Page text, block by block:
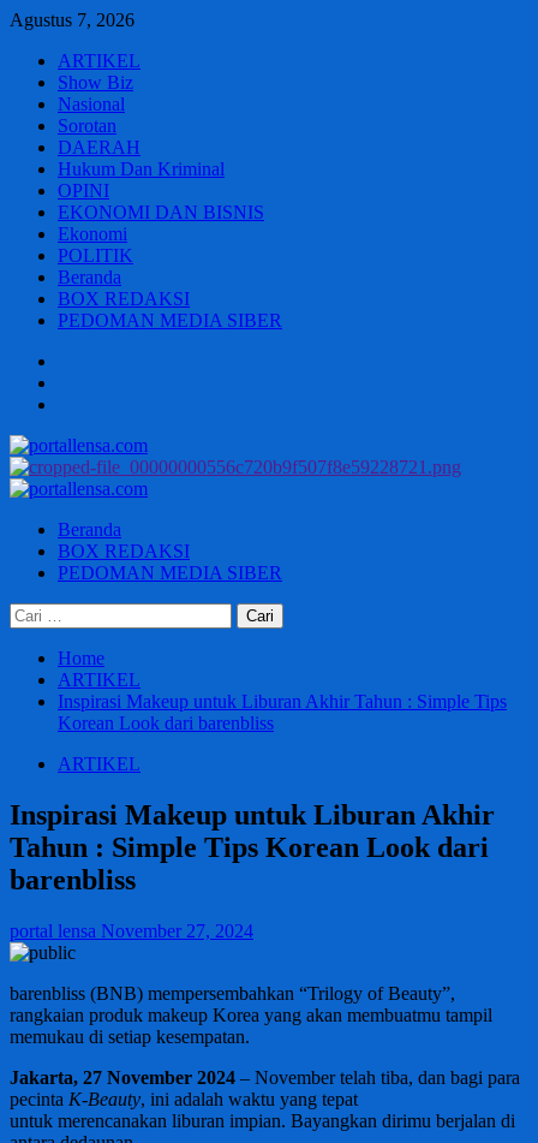
Skip
content
Agustus 7, 2026
ARTIKEL
Show Biz
Nasional
Sorotan
DAERAH
Hukum Dan Kriminal
OPINI
EKONOMI DAN BISNIS
Ekonomi
POLITIK
Beranda
BOX REDAKSI
PEDOMAN MEDIA SIBER
SIBER
Primary
Beranda
BOX REDAKSI
PEDOMAN MEDIA SIBER
Cari
untuk:
Home
ARTIKEL
Inspirasi Makeup untuk Liburan Akhir Tahun : Simple Tips
Korean Look dari barenbliss
ARTIKEL
Inspirasi Makeup untuk Liburan Akhir
Tahun : Simple Tips Korean Look dari
barenbliss
portal lensa November 27, 2024
barenbliss (BNB) mempersembahkan “Trilogy of Beauty”,
rangkaian produk makeup Korea yang akan membuatmu tampil
memukau di setiap kesempatan.
Jakarta, 27 November 2024 – November telah tiba, dan bagi para
pecinta K-Beauty, ini adalah waktu yang tepat
untuk merencanakan liburan impian. Bayangkan dirimu berjalan di